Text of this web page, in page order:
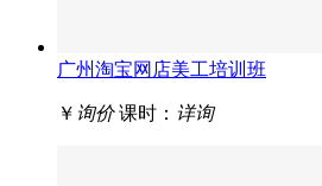
广州淘宝网店美工培训班
￥ 询价 课时： 详询